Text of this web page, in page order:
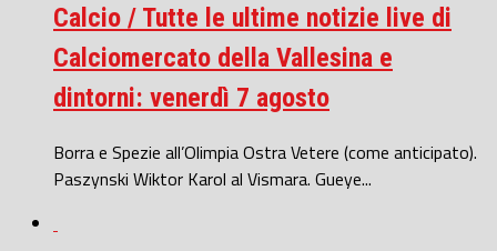
Calcio / Tutte le ultime notizie live di
Calciomercato della Vallesina e
dintorni: venerdì 7 agosto
Borra e Spezie all’Olimpia Ostra Vetere (come anticipato).
Paszynski Wiktor Karol al Vismara. Gueye...